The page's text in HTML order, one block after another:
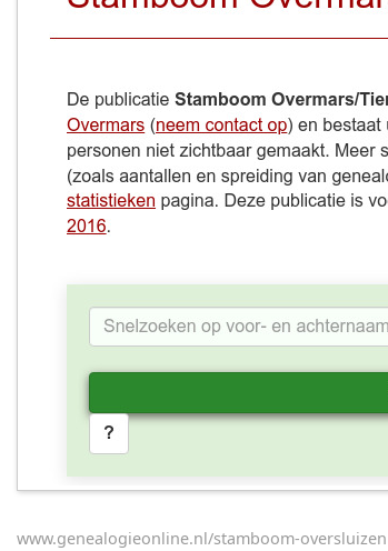
www.genealogieonline.nl/stamboom-oversluizen